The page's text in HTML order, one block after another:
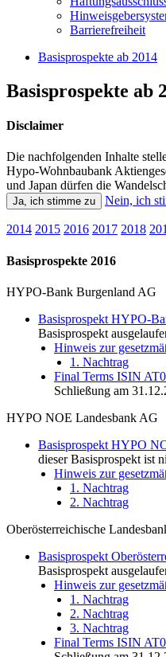
Barrierefreiheit
Basisprospekte ab 2014
Basisprospekte ab
Disclaimer
Die nachfolgenden Inhalte
Hypo-Wohnbaubank
und Japan dürfen die
Ja, ich stimme zu Nein, ich
2014 2015 2016 2017 2018
Basisprospekte 2016
HYPO-Bank Burgenland AG
Basisprospekt HYPO-
Basisprospekt
Hinweis zur
1. Nachtrag
Final Terms ISIN
Schließung am
HYPO NOE Landesbank AG
Basisprospekt HYPO
dieser Basisprospekt ist
Hinweis zur
1. Nachtrag
2. Nachtrag
Oberösterreichische
Basisprospekt
Basisprospekt
Hinweis zur
1. Nachtrag
2. Nachtrag
3. Nachtrag
Final Terms ISIN